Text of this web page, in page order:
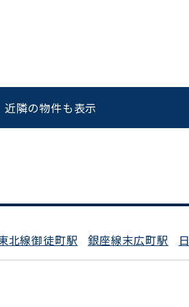
0120-
近隣の物件も表示
北線御徒町駅 銀座線末広町駅